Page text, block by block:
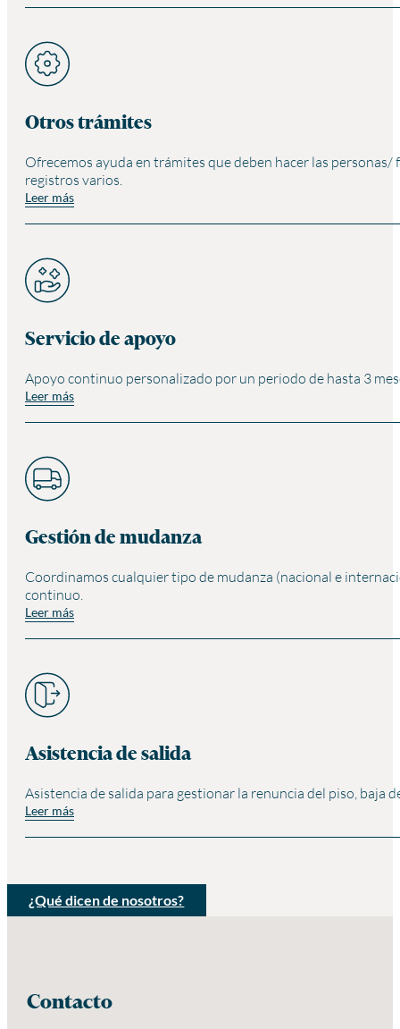
Otros trámites
Ofrecemos ayuda en trámites que deben hacer las
registros varios.
Leer más
Servicio de apoyo
Apoyo continuo personalizado por un periodo de hasta 3
Leer más
Gestión de mudanza
Coordinamos cualquier tipo de mudanza (nacional e
continuo.
Leer más
Asistencia de salida
Asistencia de salida para gestionar la renuncia del piso, baja
Leer más
¿Qué dicen de nosotros?
Contacto